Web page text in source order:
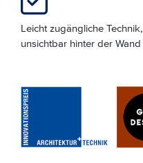
Leicht zugängliche Technik,
unsichtbar hinter der Wand